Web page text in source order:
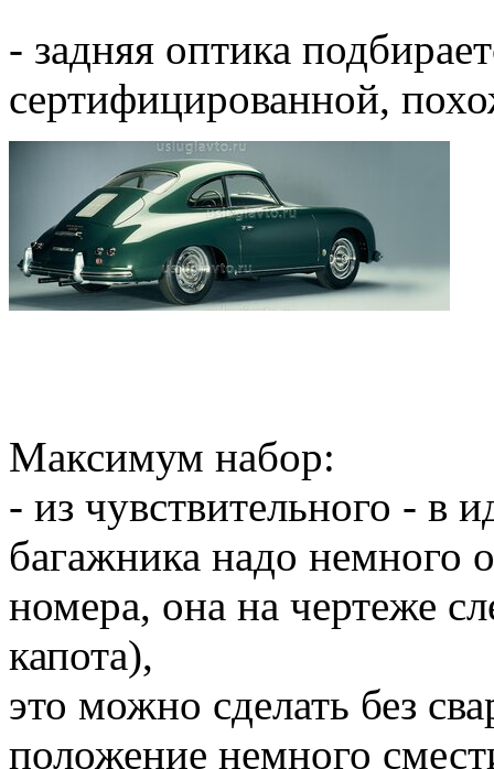
- задняя оптика
сертифицированной,
Максимум набор:
- из чувствительного - в
багажника надо немного
номера, она на чертеже
капота),
это можно сделать без
положение немного